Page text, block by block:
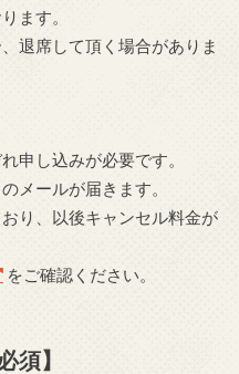
ます。
退席して頂く場合がありま
申し込みが必要です。
メールが届きます。
り、以後キャンセル料金が
をご確認ください。
須】